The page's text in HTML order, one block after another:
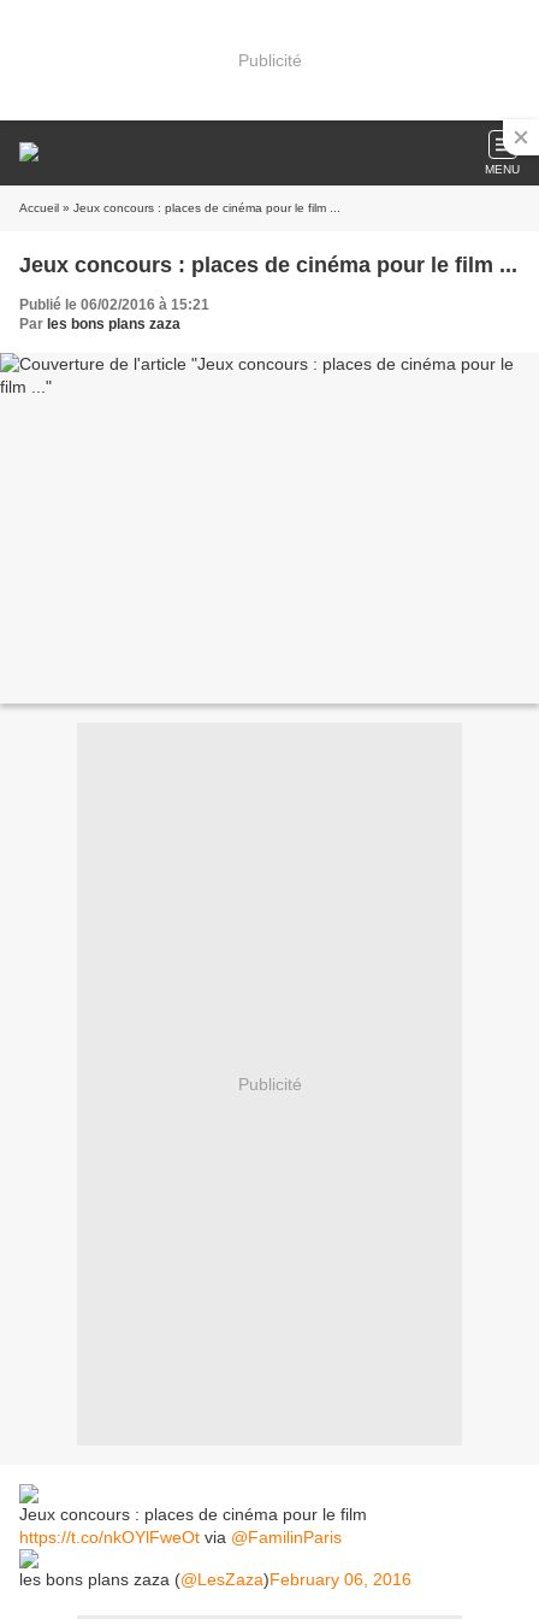
Publicité
MENU
Accueil » Jeux concours : places de cinéma pour le film ...
Jeux concours : places de cinéma pour le film ...
Publié le 06/02/2016 à 15:21
Par les bons plans zaza
Publicité
Jeux concours : places de cinéma pour le film
https://t.co/nkOYlFweOt via @FamilinParis
les bons plans zaza (@LesZaza)February 06, 2016